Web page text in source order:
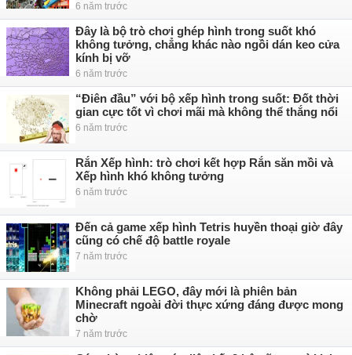
6 năm trước
Đây là bộ trò chơi ghép hình trong suốt khó
không tưởng, chẳng khác nào ngồi dán keo cửa
kính bị vỡ
6 năm trước
“Điên đầu” với bộ xếp hình trong suốt: Đốt thời
gian cực tốt vì chơi mãi mà không thể thắng nổi
6 năm trước
Rắn Xếp hình: trò chơi kết hợp Rắn săn mồi và
Xếp hình khó không tưởng
6 năm trước
Đến cả game xếp hình Tetris huyền thoại giờ đây
cũng có chế độ battle royale
7 năm trước
Không phải LEGO, đây mới là phiên bản
Minecraft ngoài đời thực xứng đáng được mong
chờ
7 năm trước